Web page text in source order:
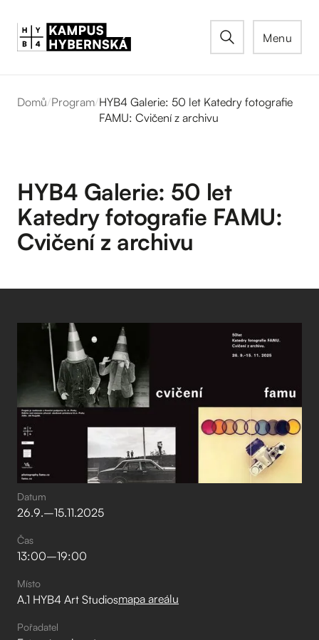
Menu
Domů/Program/HYB4 Galerie: 50 let Katedry fotografie
FAMU: Cvičení z archivu
HYB4 Galerie: 50 let
Katedry fotografie FAMU:
Cvičení z archivu
Datum
26.9.–⁠15.11.2025
Čas
13:00–⁠19:00
Místo
A.1 HYB4 Art Studiosmapa areálu
Pořadatel